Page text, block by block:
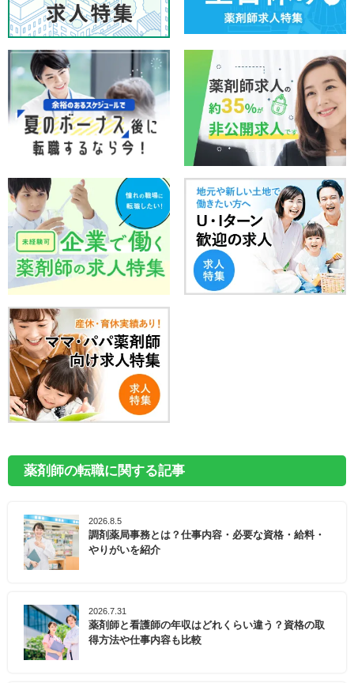
薬剤師の転職に関する記事
2026.8.5
調剤薬局事務とは？仕事内容・必要な資格・給料・
やりがいを紹介
2026.7.31
薬剤師と看護師の年収はどれくらい違う？資格の取
得方法や仕事内容も比較